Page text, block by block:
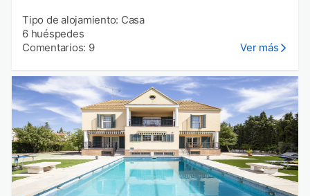
Tipo de alojamiento: Casa
6 huéspedes
Comentarios: 9
Ver más